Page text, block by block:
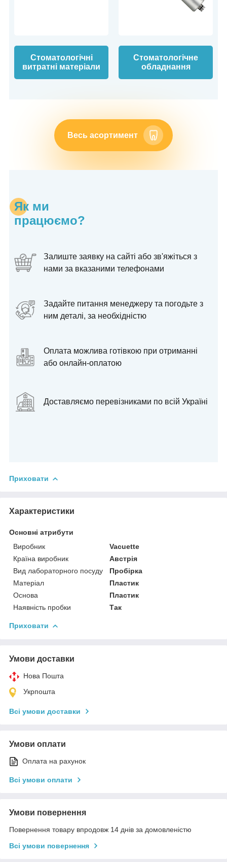
Стоматологічні
витратні матеріали
Стоматологічне
обладнання
Весь асортимент
Як ми
працюємо?
Залиште заявку на сайті або зв'яжіться з
нами за вказаними телефонами
Задайте питання менеджеру та погодьте з
ним деталі, за необхідністю
Оплата можлива готівкою при отриманні
або онлайн-оплатою
Доставляємо перевізниками по всій Україні
Приховати
Характеристики
Основні атрибути
Виробник
Vacuette
Країна виробник
Австрія
Вид лабораторного посуду
Пробірка
Матеріал
Пластик
Основа
Пластик
Наявність пробки
Так
Приховати
Умови доставки
Нова Пошта
Укрпошта
Всі умови доставки
Умови оплати
Оплата на рахунок
Всі умови оплати
Умови повернення
Повернення товару впродовж 14 днів за домовленістю
Всі умови повернення